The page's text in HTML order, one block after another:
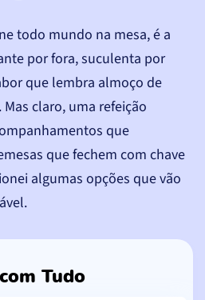
todo mundo na mesa, é a
por fora, suculenta por
que lembra almoço de
claro, uma refeição
que
que fechem com chave
algumas opções que vão
Tudo